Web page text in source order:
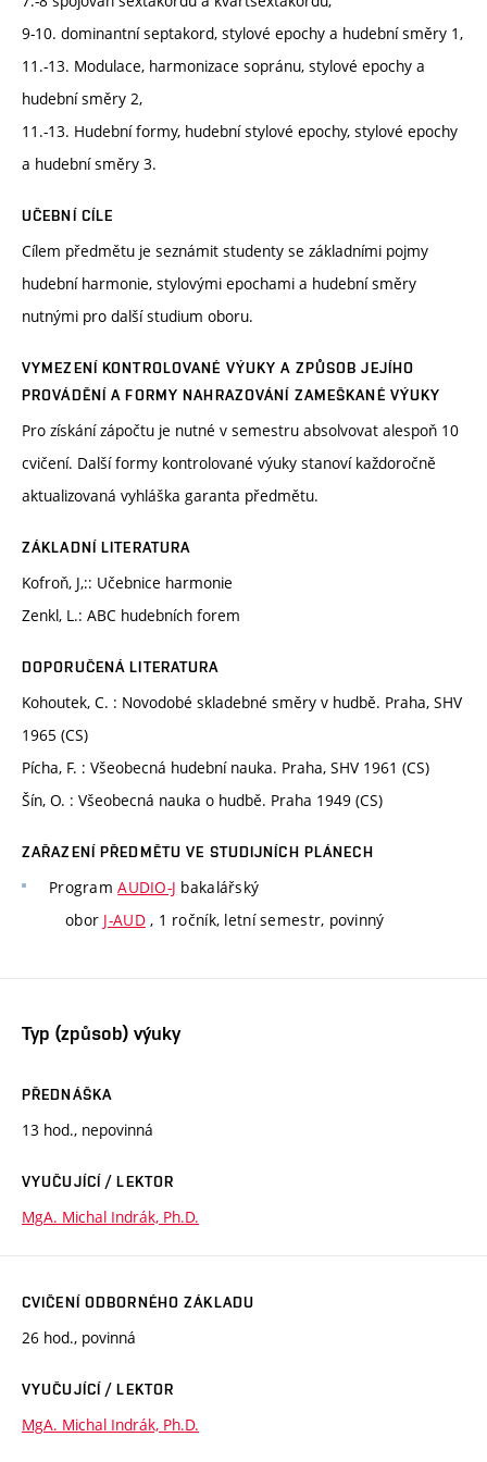
9-10. dominantní septakord, stylové epochy a hudební směry 1,
11.-13. Modulace, harmonizace sopránu, stylové epochy a
hudební směry 2,
11.-13. Hudební formy, hudební stylové epochy, stylové epochy
a hudební směry 3.
UČEBNÍ CÍLE
Cílem předmětu je seznámit studenty se základními pojmy
hudební harmonie, stylovými epochami a hudební směry
nutnými pro další studium oboru.
VYMEZENÍ KONTROLOVANÉ VÝUKY A ZPŮSOB JEJÍHO
PROVÁDĚNÍ A FORMY NAHRAZOVÁNÍ ZAMEŠKANÉ VÝUKY
Pro získání zápočtu je nutné v semestru absolvovat alespoň 10
cvičení. Další formy kontrolované výuky stanoví každoročně
aktualizovaná vyhláška garanta předmětu.
ZÁKLADNÍ LITERATURA
Kofroň, J,:: Učebnice harmonie
Zenkl, L.: ABC hudebních forem
DOPORUČENÁ LITERATURA
Kohoutek, C. : Novodobé skladebné směry v hudbě. Praha, SHV
1965 (CS)
Pícha, F. : Všeobecná hudební nauka. Praha, SHV 1961 (CS)
Šín, O. : Všeobecná nauka o hudbě. Praha 1949 (CS)
ZAŘAZENÍ PŘEDMĚTU VE STUDIJNÍCH PLÁNECH
ProgramAUDIO-J bakalářský
obor J-AUD, 1 ročník, letní semestr, povinný
Typ (způsob) výuky
PŘEDNÁŠKA
13 hod., nepovinná
VYUČUJÍCÍ / LEKTOR
MgA. Michal Indrák, Ph.D.
CVIČENÍ ODBORNÉHO ZÁKLADU
26 hod., povinná
VYUČUJÍCÍ / LEKTOR
MgA. Michal Indrák, Ph.D.